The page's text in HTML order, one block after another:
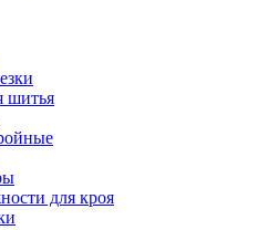
шитья
для кроя